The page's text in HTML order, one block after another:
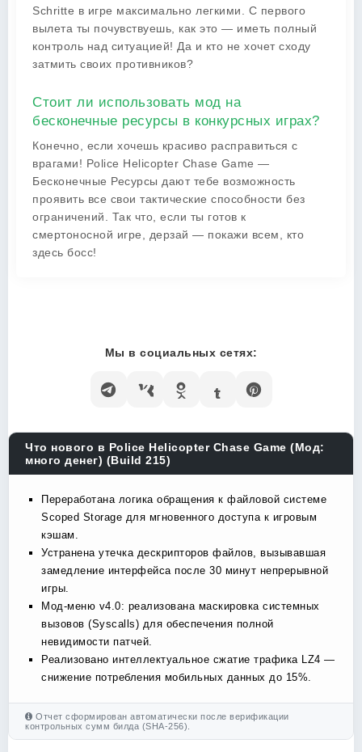
Schritte в игре максимально легкими. С первого
вылета ты почувствуешь, как это — иметь полный
контроль над ситуацией! Да и кто не хочет сходу
затмить своих противников?
Стоит ли использовать мод на
бесконечные ресурсы в конкурсных играх?
Конечно, если хочешь красиво расправиться с
врагами! Police Helicopter Chase Game —
Бесконечные Ресурсы дают тебе возможность
проявить все свои тактические способности без
ограничений. Так что, если ты готов к
смертоносной игре, дерзай — покажи всем, кто
здесь босс!
Мы в социальных сетях:
Что нового в Police Helicopter Chase Game (Мод:
много денег) (Build 215)
Переработана логика обращения к файловой системе
Scoped Storage для мгновенного доступа к игровым
кэшам.
Устранена утечка дескрипторов файлов, вызывавшая
замедление интерфейса после 30 минут непрерывной
игры.
Мод-меню v4.0: реализована маскировка системных
вызовов (Syscalls) для обеспечения полной
невидимости патчей.
Реализовано интеллектуальное сжатие трафика LZ4 —
снижение потребления мобильных данных до 15%.
Отчет сформирован автоматически после верификации
контрольных сумм билда (SHA-256).